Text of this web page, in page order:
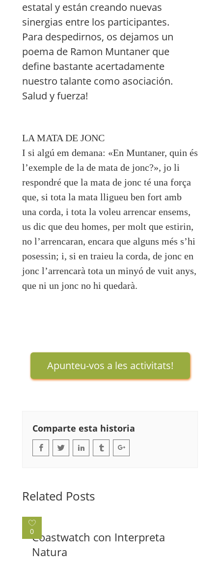
estatal y están creando nuevas
sinergias entre los participantes.
Para despedirnos, os dejamos un
poema de Ramon Muntaner que
define bastante acertadamente
nuestro talante como asociación.
Salud y fuerza!
LA MATA DE JONC
I si algú em demana: «En Muntaner, quin és
l’exemple de la de mata de jonc?», jo li
respondré que la mata de jonc té una força
que, si tota la mata lligueu ben fort amb
una corda, i tota la voleu arrencar ensems,
us dic que deu homes, per molt que estirin,
no l’arrencaran, encara que alguns més s’hi
posessin; i, si en traieu la corda, de jonc en
jonc l’arrencarà tota un minyó de vuit anys,
que ni un jonc no hi quedarà.
Apunteu-vos a les activitats!
Comparte esta historia
Related Posts
0Coastwatch con Interpreta
Natura